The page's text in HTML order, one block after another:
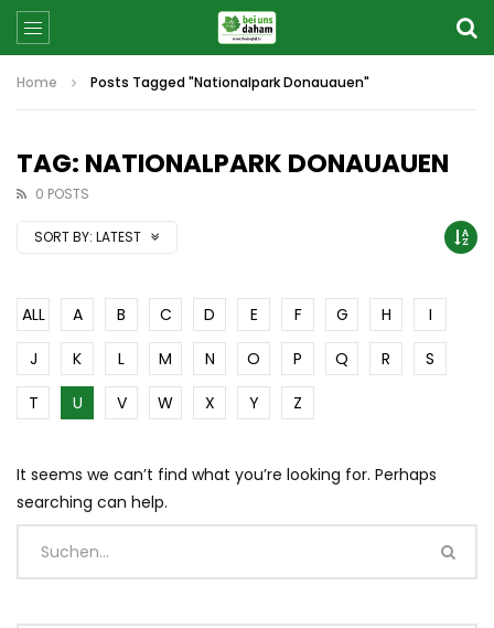
Home Posts Tagged "Nationalpark Donauauen"
TAG: NATIONALPARK DONAUAUEN
0 POSTS
SORT BY: LATEST
ALL A B C D E F G H
I
J
K L M N O P Q R
S
T
U V W X Y Z
It seems we can’t find what you’re looking for. Perhaps
searching can help.